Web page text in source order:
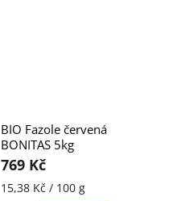
BIO Fazole červená
BONITAS 5kg
769 Kč
15,38 Kč / 100 g